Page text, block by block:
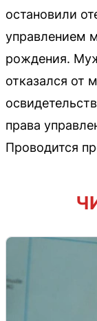
остановили
управлением
рождения.
отказался от
права
Проводится